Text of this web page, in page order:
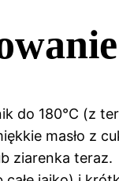
do 180°C (z
masło z
ziarenka teraz.